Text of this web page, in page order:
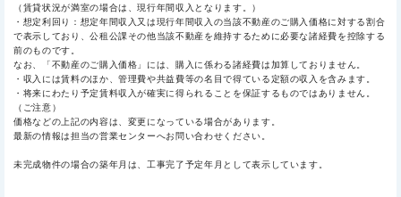
（賃貸状況が満室の場合は、現行年間収入となります。）
・想定利回り：想定年間収入又は現行年間収入の当該不動産のご購入価格に対する割合
で表示しており、公租公課その他当該不動産を維持するために必要な諸経費を控除する
前のものです。
なお、「不動産のご購入価格」には、購入に係わる諸経費は加算しておりません。
・収入には賃料のほか、管理費や共益費等の名目で得ている定額の収入を含みます。
・将来にわたり予定賃料収入が確実に得られることを保証するものではありません。
（ご注意）
価格などの上記の内容は、変更になっている場合があります。
最新の情報は担当の営業センターへお問い合わせください。
未完成物件の場合の築年月は、工事完了予定年月として表示しています。